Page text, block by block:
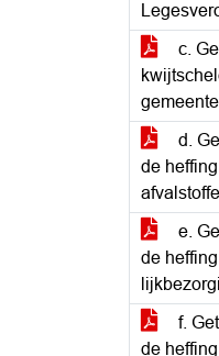
c.
d.
de
e.
de
f.
de